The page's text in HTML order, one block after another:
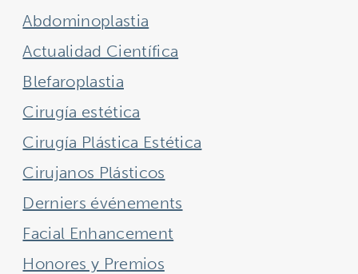
Abdominoplastia
Actualidad Científica
Blefaroplastia
Cirugía estética
Cirugía Plástica Estética
Cirujanos Plásticos
Derniers événements
Facial Enhancement
Honores y Premios